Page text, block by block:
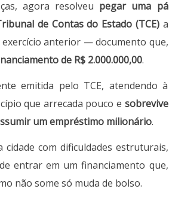
agora resolveu pegar uma pá
de Contas do Estado (TCE)a
anterior — documento que,
de R$ 2.000.000,00.
emitida pelo TCE, atendendo à
que arrecada pouco e sobrevive
um empréstimo milionário.
com dificuldades estruturais,
entrar em um financiamento que,
não some só muda de bolso.